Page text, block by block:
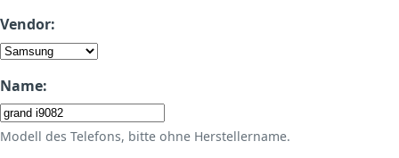
Vendor:
Name:
Modell des Telefons, bitte ohne Herstellername.